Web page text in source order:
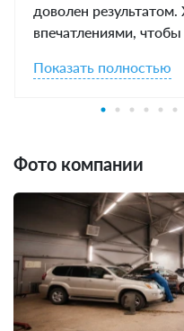
доволен результатом.
впечатлениями, чтобы
Показать полностью
Фото компании